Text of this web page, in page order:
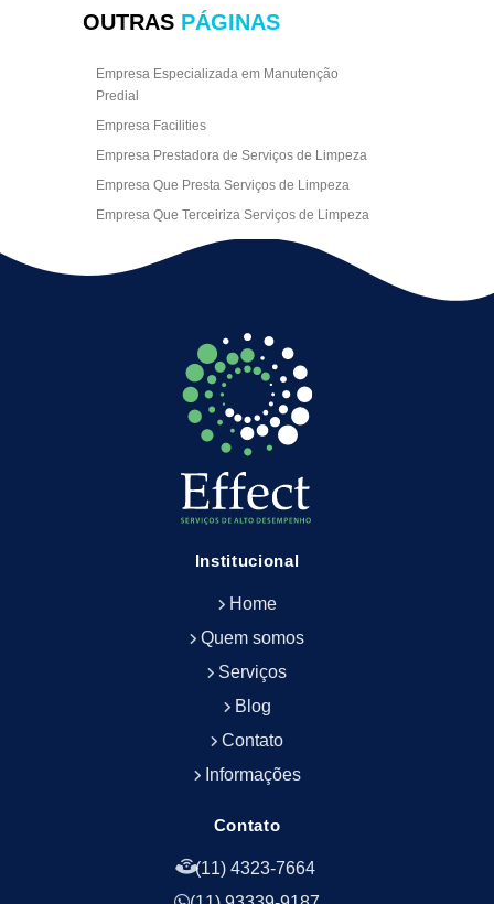
OUTRAS PÁGINAS
Empresa Especializada em Manutenção
Predial
Empresa Facilities
Empresa Prestadora de Serviços de Limpeza
Empresa Que Presta Serviços de Limpeza
Empresa Que Terceiriza Serviços de Limpeza
Empresa Terceirizada de Portaria
Empresa de Facilities
Empresa de Limpeza Empresarial
Empresa de Limpeza Predial
Empresa de Limpeza Predial Terceirizada
Empresa de Limpeza de Escritório
Empresa de Limpeza de Fachada
Empresa de Limpeza de Fachadas
Empresa de Limpeza e Conservação Predial
Empresa de Portaria e Controlador de Acesso
Empresa de Portaria e Limpeza
Empresa de Serviços Terceirizados
Empresa de Terceirização de Portaria
Empresa de Terceirização de Serviços de
Empresa de Terceirização de Serviços de
Empresa de Zeladoria e Portaria
Institucional
Home
Quem somos
Serviços
Blog
Contato
Informações
Contato
(11) 4323-7664